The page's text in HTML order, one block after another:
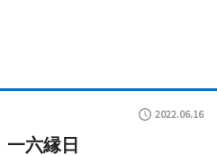
2022.06.16
六縁日